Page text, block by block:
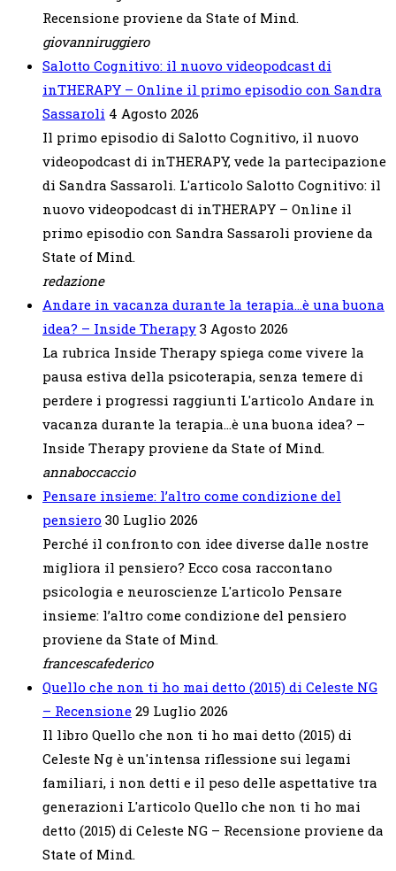
Recensione proviene da State of Mind.
giovanniruggiero
Salotto Cognitivo: il nuovo videopodcast di
inTHERAPY – Online il primo episodio con Sandra
Sassaroli 4 Agosto 2026
Il primo episodio di Salotto Cognitivo, il nuovo
videopodcast di inTHERAPY, vede la partecipazione
di Sandra Sassaroli. L'articolo Salotto Cognitivo: il
nuovo videopodcast di inTHERAPY – Online il
primo episodio con Sandra Sassaroli proviene da
State of Mind.
redazione
Andare in vacanza durante la terapia…è una buona
idea? – Inside Therapy 3 Agosto 2026
La rubrica Inside Therapy spiega come vivere la
pausa estiva della psicoterapia, senza temere di
perdere i progressi raggiunti L'articolo Andare in
vacanza durante la terapia…è una buona idea? –
Inside Therapy proviene da State of Mind.
annaboccaccio
Pensare insieme: l’altro come condizione del
pensiero 30 Luglio 2026
Perché il confronto con idee diverse dalle nostre
migliora il pensiero? Ecco cosa raccontano
psicologia e neuroscienze L'articolo Pensare
insieme: l’altro come condizione del pensiero
proviene da State of Mind.
francescafederico
Quello che non ti ho mai detto (2015) di Celeste NG
– Recensione 29 Luglio 2026
Il libro Quello che non ti ho mai detto (2015) di
Celeste Ng è un'intensa riflessione sui legami
familiari, i non detti e il peso delle aspettative tra
generazioni L'articolo Quello che non ti ho mai
detto (2015) di Celeste NG – Recensione proviene da
State of Mind.